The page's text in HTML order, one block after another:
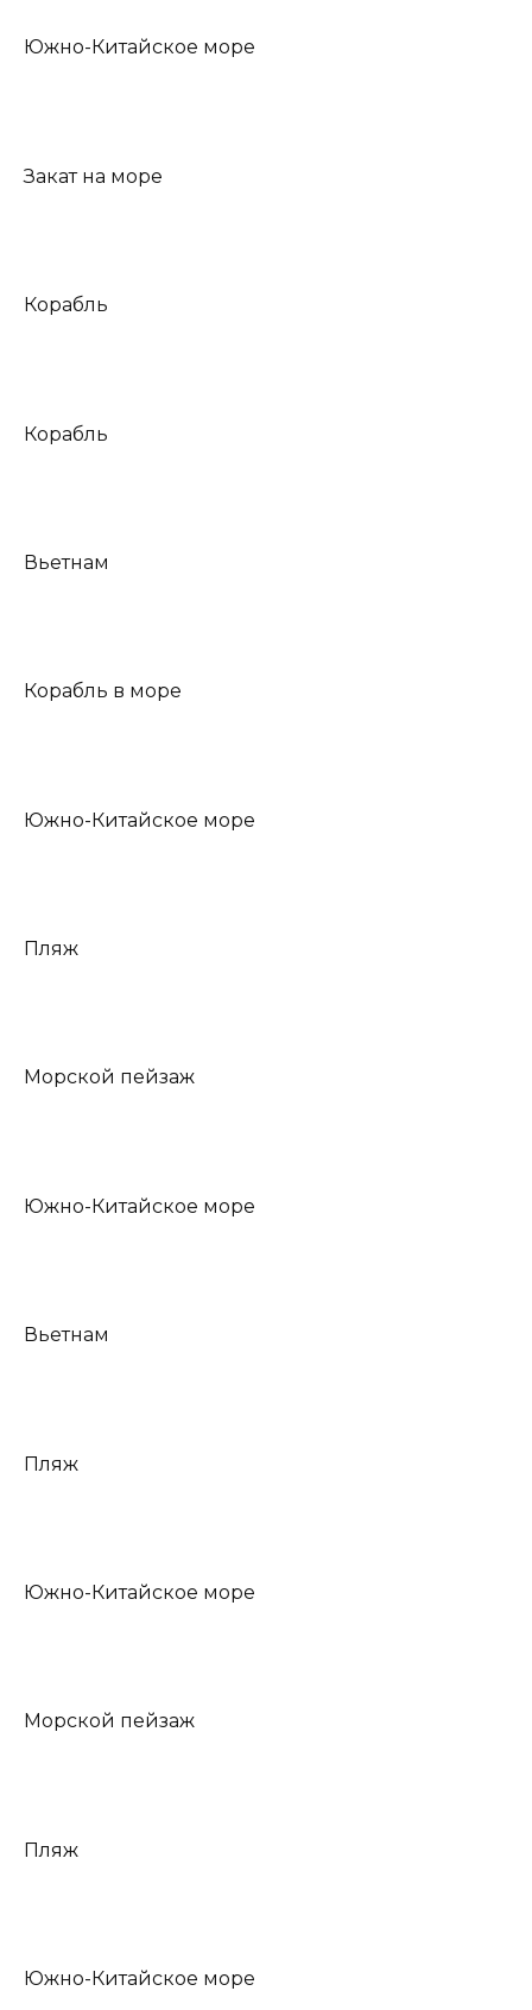
Южно-Китайское море
Закат на море
Корабль
Корабль
Вьетнам
Корабль в море
Южно-Китайское море
Пляж
Морской пейзаж
Южно-Китайское море
Вьетнам
Пляж
Южно-Китайское море
Морской пейзаж
Пляж
Южно-Китайское море